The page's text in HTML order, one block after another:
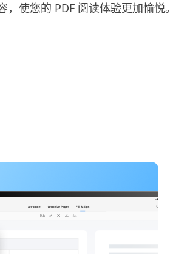
使您的 PDF 阅读体验更加愉悦。